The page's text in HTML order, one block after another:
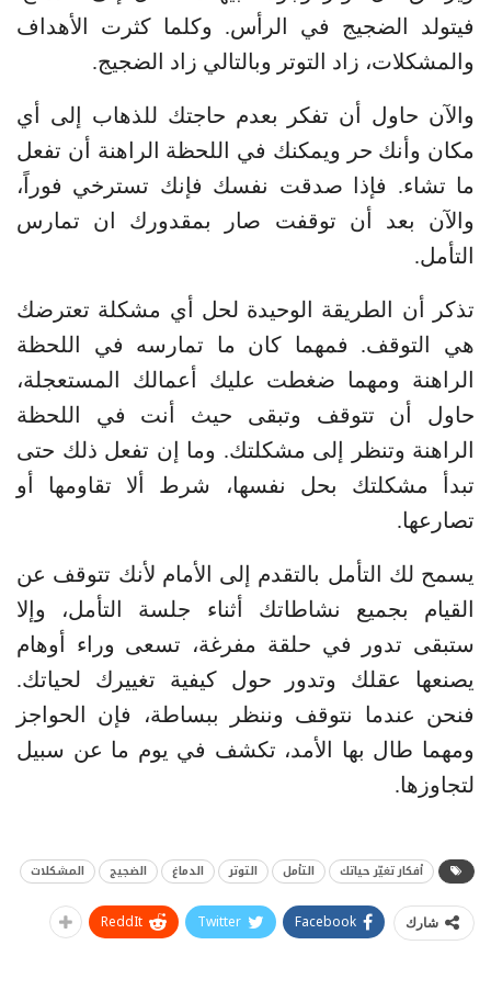
فيتولد الضجيج في الرأس. وكلما كثرت الأهداف
والمشكلات، زاد التوتر وبالتالي زاد الضجيج.
والآن حاول أن تفكر بعدم حاجتك للذهاب إلى أي
مكان وأنك حر ويمكنك في اللحظة الراهنة أن تفعل
ما تشاء. فإذا صدقت نفسك فإنك تسترخي فوراً،
والآن بعد أن توقفت صار بمقدورك ان تمارس
التأمل.
تذكر أن الطريقة الوحيدة لحل أي مشكلة تعترضك
هي التوقف. فمهما كان ما تمارسه في اللحظة
الراهنة ومهما ضغطت عليك أعمالك المستعجلة،
حاول أن تتوقف وتبقى حيث أنت في اللحظة
الراهنة وتنظر إلى مشكلتك. وما إن تفعل ذلك حتى
تبدأ مشكلتك بحل نفسها، شرط ألا تقاومها أو
تصارعها.
يسمح لك التأمل بالتقدم إلى الأمام لأنك تتوقف عن
القيام بجميع نشاطاتك أثناء جلسة التأمل، وإلا
ستبقى تدور في حلقة مفرغة، تسعى وراء أوهام
يصنعها عقلك وتدور حول كيفية تغييرك لحياتك.
فنحن عندما نتوقف وننظر ببساطة، فإن الحواجز
ومهما طال بها الأمد، تكشف في يوم ما عن سبيل
لتجاوزها.
أفكار تغيّر حياتك التأمل التوتر الدماغ الضجيج المشكلات
شارك Facebook
Twitter
ReddIt